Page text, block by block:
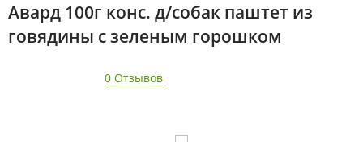
Авард 100г конс. д/собак паштет из
говядины с зеленым горошком
0 Отзывов